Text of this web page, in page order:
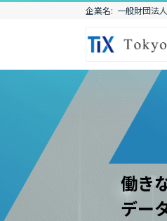
企業名: 一般財団法
働き
デー